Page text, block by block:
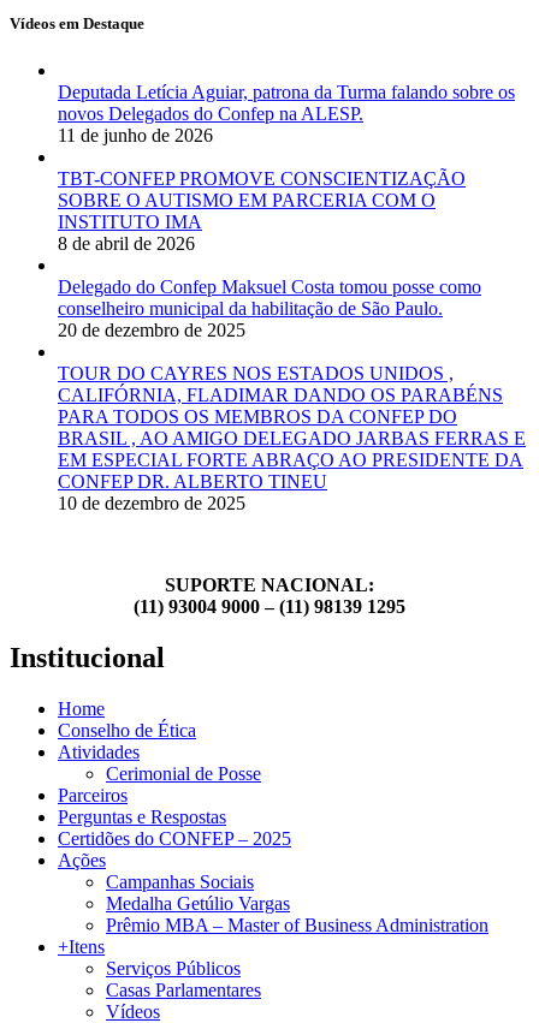
Vídeos em Destaque
Deputada Letícia Aguiar, patrona da Turma falando sobre os
novos Delegados do Confep na ALESP.
11 de junho de 2026
TBT-CONFEP PROMOVE CONSCIENTIZAÇÃO
SOBRE O AUTISMO EM PARCERIA COM O
INSTITUTO IMA
8 de abril de 2026
Delegado do Confep Maksuel Costa tomou posse como
conselheiro municipal da habilitação de São Paulo.
20 de dezembro de 2025
TOUR DO CAYRES NOS ESTADOS UNIDOS ,
CALIFÓRNIA, FLADIMAR DANDO OS PARABÉNS
PARA TODOS OS MEMBROS DA CONFEP DO
BRASIL , AO AMIGO DELEGADO JARBAS FERRAS E
EM ESPECIAL FORTE ABRAÇO AO PRESIDENTE DA
CONFEP DR. ALBERTO TINEU
10 de dezembro de 2025
SUPORTE NACIONAL:
(11) 93004 9000 – (11) 98139 1295
Institucional
Home
Conselho de Ética
Atividades
Cerimonial de Posse
Parceiros
Perguntas e Respostas
Certidões do CONFEP – 2025
Ações
Campanhas Sociais
Medalha Getúlio Vargas
Prêmio MBA – Master of Business Administration
+Itens
Serviços Públicos
Casas Parlamentares
Vídeos